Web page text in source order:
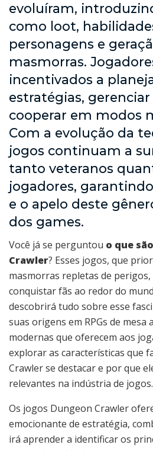
evoluíram,
como loot,
personagens e
masmorras.
incentivados a
estratégias, gerenciar
cooperar em modos
Com a evolução da
jogos continuam a
tanto veteranos
jogadores,
e o apelo deste
dos games.
Você já se perguntou o que
Crawler? Esses jogos, que
masmorras repletas de
conquistar fãs ao redor do
descobrirá tudo sobre esse
suas origens em RPGs de mesa
modernas que oferecem aos
explorar as características que
Crawler se destacar e por que
relevantes na indústria de jogos.
Os jogos Dungeon Crawler
emocionante de estratégia,
irá aprender a identificar os